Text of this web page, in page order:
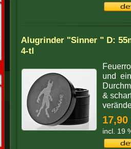
Alugrinder "Sinner " D:
4-tl
und
&
17,90
incl. 19